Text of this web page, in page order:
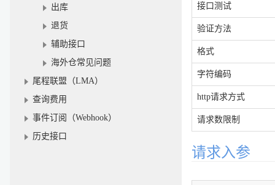
出库
退货
辅助接口
海外仓常见问题
尾程联盟（LMA）
查询费用
事件订阅（Webhook）
历史接口
接口测试
验证方法
格式
字符编码
http请求方式
请求数限制
请求入参